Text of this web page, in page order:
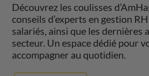
Découvrez les coulisses
conseils d’experts en gestion
salariés, ainsi que les dernières
secteur. Un espace dédié pour
accompagner au quotidien.